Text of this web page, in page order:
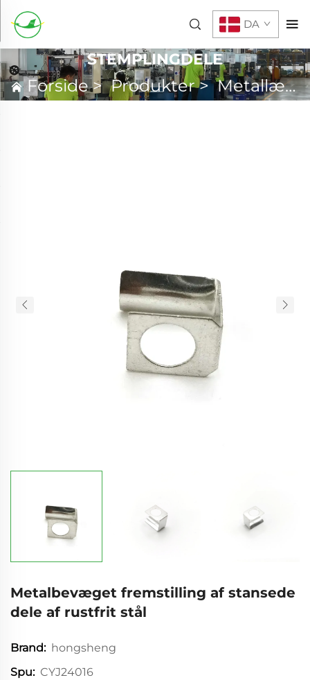
DA
STEMPLINGDELE
Forside>Produkter>Metallægning
Metalbevæget fremstilling af stansede
dele af rustfrit stål
Brand: hongsheng
Spu: CYJ24016